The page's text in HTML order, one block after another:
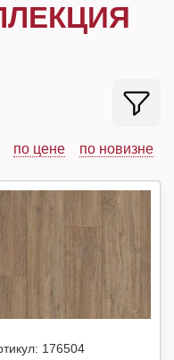
по цене по новизне
176504